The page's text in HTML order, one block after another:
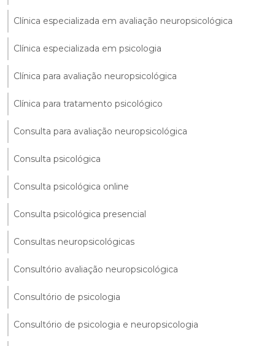
Clínica especializada em avaliação neuropsicológica
Clínica especializada em psicologia
Clínica para avaliação neuropsicológica
Clínica para tratamento psicológico
Consulta para avaliação neuropsicológica
Consulta psicológica
Consulta psicológica online
Consulta psicológica presencial
Consultas neuropsicológicas
Consultório avaliação neuropsicológica
Consultório de psicologia
Consultório de psicologia e neuropsicologia